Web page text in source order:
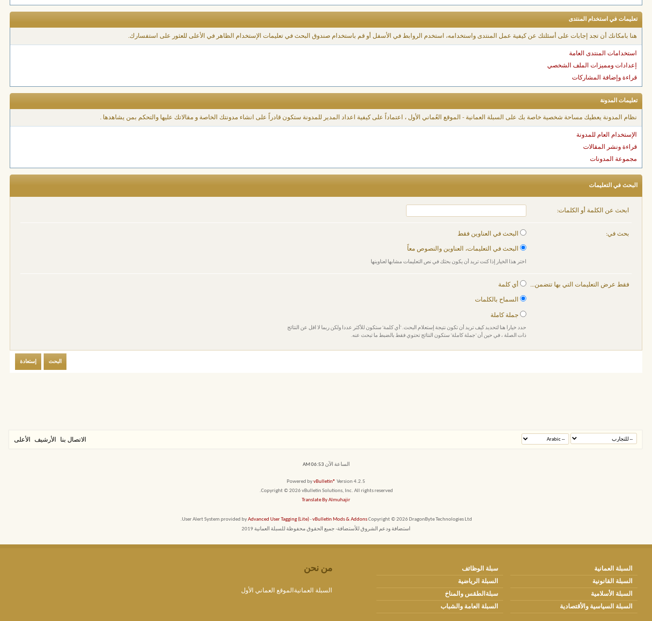
تعليمات في استخدام المنتدى
هنا بامكانك أن تجد إجابات على أسئلتك عن كيفية عمل المنتدى واستخدامه، استخدم الروابط في الأسفل أو قم باستخدام صندوق البحث في تعليمات الإستخدام الظاهر في الأعلى للعثور على استفسارك.
استخدامات المنتدى العامة
إعدادات ومميزات الملف الشخصي
قراءة وإضافة المشاركات
تعليمات المدونة
نظام المدونة يعطيك مساحة شخصية خاصة بك على السبلة العمانية - الموقع العُماني الأول ، اعتماداً على كيفية اعداد المدير للمدونة ستكون قادراً على انشاء مدونتك الخاصة و مقالاتك عليها والتحكم بمن يشاهدها .
الإستخدام العام للمدونة
قراءة ونشر المقالات
مجموعة المدونات
البحث في التعليمات
ابحث عن الكلمة أو الكلمات:
بحث في: البحث في العناوين فقط
البحث في التعليمات، العناوين والنصوص معاً
اختر هذا الخيار إذا كنت تريد أن يكون بحثك في نص التعليمات مشابها لعناوينها
فقط عرض التعليمات التي بها تتضمن... أي كلمة
السماح بالكلمات
جملة كاملة
حدد خيارا هنا لتحديد كيف تريد أن تكون نتيجة إستعلام البحث. 'أي كلمة' ستكون للأكثر عددا ولكن ربما لا اقل عن النتائج
ذات الصلة ، في حين أن 'جملة كاملة' ستكون النتائج تحتوي فقط بالضبط ما تبحث عنه.
الاتصال بنا الأرشيف الأعلى
الساعة الآن 06:53 AM
Powered byvBulletin® Version 4.2.5
Copyright © 2026 vBulletin Solutions, Inc. All rights reserved.
Translate By Almuhajir
User Alert System provided byAdvanced User Tagging (Lite)-vBulletin Mods & AddonsCopyright © 2026 DragonByte Technologies Ltd.
استضافة ودعم الشروق للأستضافة- جميع الحقوق محفوظة للسبلة العمانية 2019
السبلة العمانية
سبلة الوظائف
السبلة القانونية
السبلة الرياضية
السبلة الأسلامية
سبلةالطقس والمناخ
السبلة السياسية والأقتصادية
السبلة العامة والشباب
من نحن
السبلة العمانيةالموقع العماني الأول